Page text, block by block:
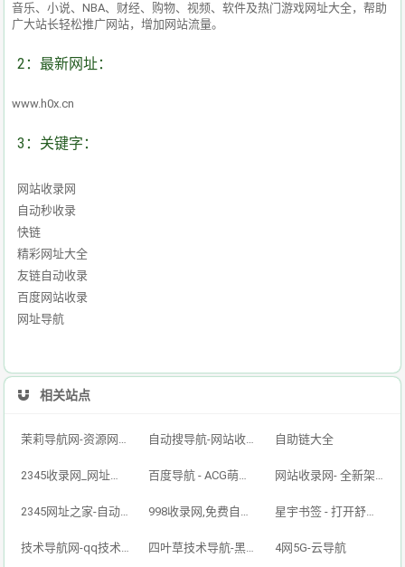
音乐、小说、NBA、财经、购物、视频、软件及热门游戏网址大全，帮助
广大站长轻松推广网站，增加网站流量。
2：最新网址：
www.h0x.cn
3：关键字：
网站收录网
自动秒收录
快链
精彩网址大全
友链自动收录
百度网站收录
网址导航
相关站点
茉莉导航网-资源网址导航,汇集各大资源网,全网优质技术教程网 自动搜导航-网站收录-自动收录网-网址收录-自动秒收录 自助链大全
2345收录网_网址导航_免费收录网站_自动收录网_秒收录 百度导航 - ACG萌次元丨ACG导航网丨二次元导航丨资源网导航丨福利网址导航 - BaiDu导航 网站收录网- 全新架构自动秒收录网址导航，实现自主提交，自动化收录，打造百万网址库
2345网址之家-自动秒收录,好网址导航 998收录网,免费自动秒收录网址,提供自动收录,网站导航大全源码,自动链,友情链接交换。 星宇书签 - 打开舒适旅程，畅享资源之旅
技术导航网-qq技术导航网-专注网址收录研究 四叶草技术导航-黑科技,资源导航,云端,QQ技术导航网分享网络精品资源平台,多开,云端,网站源码,QQ技术,教程网,小刀娱乐网 4网5G-云导航